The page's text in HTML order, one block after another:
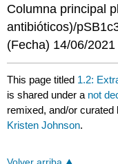
Columna principal
antibióticos)/
(Fecha) 14/06/2021
This page titled 1.2:
is shared under a not
remixed, and/or curated
Kristen Johnson.